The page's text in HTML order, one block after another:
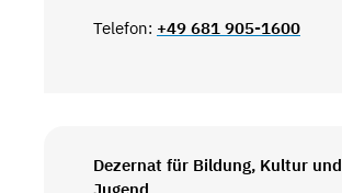
Telefon: +49 681 905-1600
Dezernat für Bildung, Kultur und